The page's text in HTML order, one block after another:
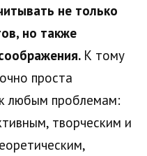
не только
но также
К тому
проста
любым проблемам:
творческим и